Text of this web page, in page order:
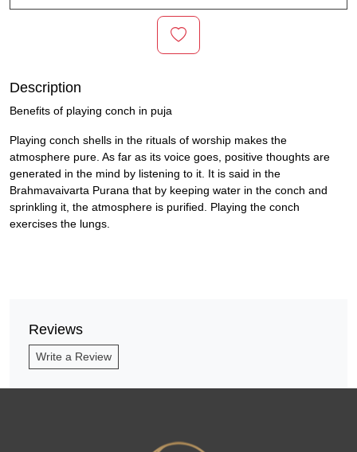
Description
Benefits of playing conch in puja
Playing conch shells in the rituals of worship makes the
atmosphere pure. As far as its voice goes, positive thoughts are
generated in the mind by listening to it. It is said in the
Brahmavaivarta Purana that by keeping water in the conch and
sprinkling it, the atmosphere is purified. Playing the conch
exercises the lungs.
Reviews
Write a Review